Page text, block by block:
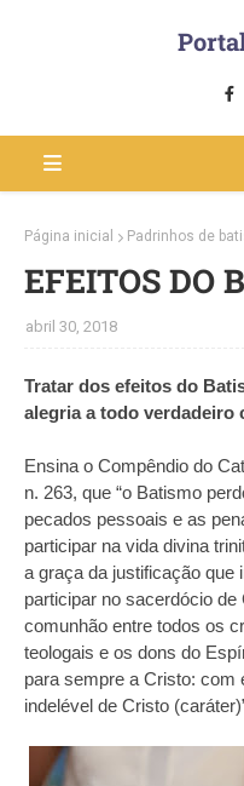
Página inicial Padrinhos de
EFEITOS DO
abril 30, 2018
Tratar dos efeitos do
alegria a todo verdadeiro
Ensina o Compêndio do
n. 263, que “o Batismo
pecados pessoais e as
participar na vida divina
a graça da justificação que
participar no sacerdócio
comunhão entre todos os
teologais e os dons do
para sempre a Cristo: com
indelével de Cristo